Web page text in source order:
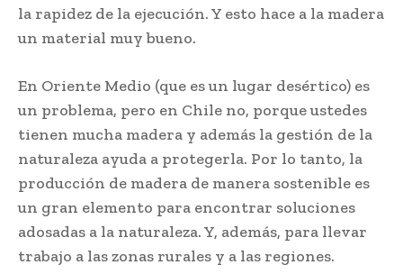
la rapidez de la ejecución. Y esto hace a la madera
un material muy bueno.
En Oriente Medio (que es un lugar desértico) es
un problema, pero en Chile no, porque ustedes
tienen mucha madera y además la gestión de la
naturaleza ayuda a protegerla. Por lo tanto, la
producción de madera de manera sostenible es
un gran elemento para encontrar soluciones
adosadas a la naturaleza. Y, además, para llevar
trabajo a las zonas rurales y a las regiones.